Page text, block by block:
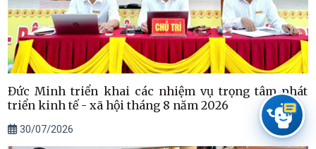
Đức Minh triển khai các nhiệm vụ trọng tâm phát
triển kinh tế - xã hội tháng 8 năm 2026
30/07/2026